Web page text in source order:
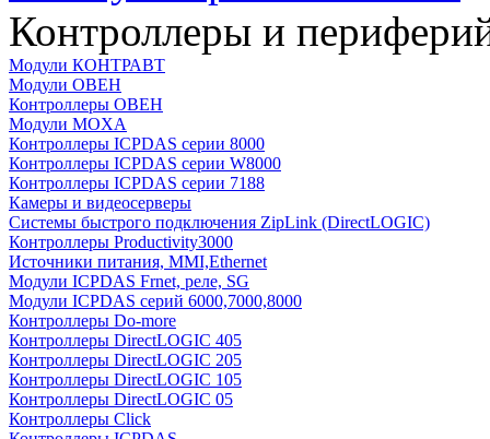
Контроллеры и
Модули КОНТРАВТ
Модули ОВЕН
Контроллеры ОВЕН
Модули MOXA
Контроллеры ICPDAS серии 8000
Контроллеры ICPDAS серии W8000
Контроллеры ICPDAS серии 7188
Камеры и видеосерверы
Системы быстрого подключения ZipLink (DirectLOGIC)
Контроллеры Productivity3000
Источники питания, MMI,Ethernet
Модули ICPDAS Frnet, реле, SG
Модули ICPDAS серий 6000,7000,8000
Контроллеры Do-more
Контроллеры DirectLOGIC 405
Контроллеры DirectLOGIC 205
Контроллеры DirectLOGIC 105
Контроллеры DirectLOGIC 05
Контроллеры Click